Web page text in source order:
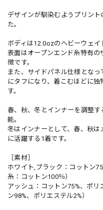
デザインが馴染むようプリン
た。
ボディは12.0ozのヘビーウェイ
表面はオープンエンド糸特有
徴です。
また、サイドパネル仕様とな
にタフになり、着こむほどに
す。
春、秋、冬とインナーを調整
能。
冬はインナーとして、春、秋
に活躍する1着です。
［素材］
ホワイト,ブラック：コットン
糸：コットン100％）
アッシュ：コットン75%、ポリ
ン98%、ポリエステル2%）